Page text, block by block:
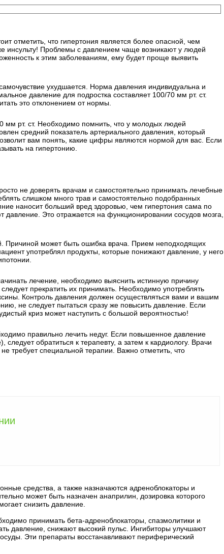
отметить, что гипертония является более опасной, чем
инсульту! Проблемы с давлением чаще возникают у людей
к этим заболеваниям, ему будет проще выявить
ухудшается. Норма давления индивидуальна и
давление для подростка составляет 100/70 мм рт. ст.
это отклонением от нормы.
мм рт. ст. Необходимо помнить, что у молодых людей
средний показатель артериального давления, который
вам понять, какие цифры являются нормой для вас. Если
на гипертонию.
не доверять врачам и самостоятельно принимать лечебные
слишком много трав и самостоятельно подобранных
наносит больший вред здоровью, чем гипертония сама по
Это отражается на функционировании сосудов мозга,
Причиной может быть ошибка врача. Прием неподходящих
употреблял продукты, которые понижают давление, у него
лечение, необходимо выяснить истинную причину
прекратить их принимать. Необходимо употреблять
Контроль давления должен осуществляться вами и вашим
не следует пытаться сразу же повысить давление. Если
криз может наступить с большой вероятностью!
правильно лечить недуг. Если повышенное давление
обратиться к терапевту, а затем к кардиологу. Врачи
требует специальной терапии. Важно отметить, что
средства, а также назначаются адреноблокаторы и
может быть назначен анаприлин, дозировка которого
снизить давление.
принимать бета-адреноблокаторы, спазмолитики и
давление, снижают высокий пульс. Ингибиторы улучшают
Эти препараты восстанавливают периферический